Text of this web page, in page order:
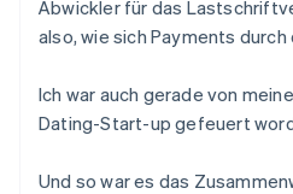
Abwickler für das
also, wie sich Payments
Ich war auch gerade von
Dating-Start-up gefeuert
Und so war es das